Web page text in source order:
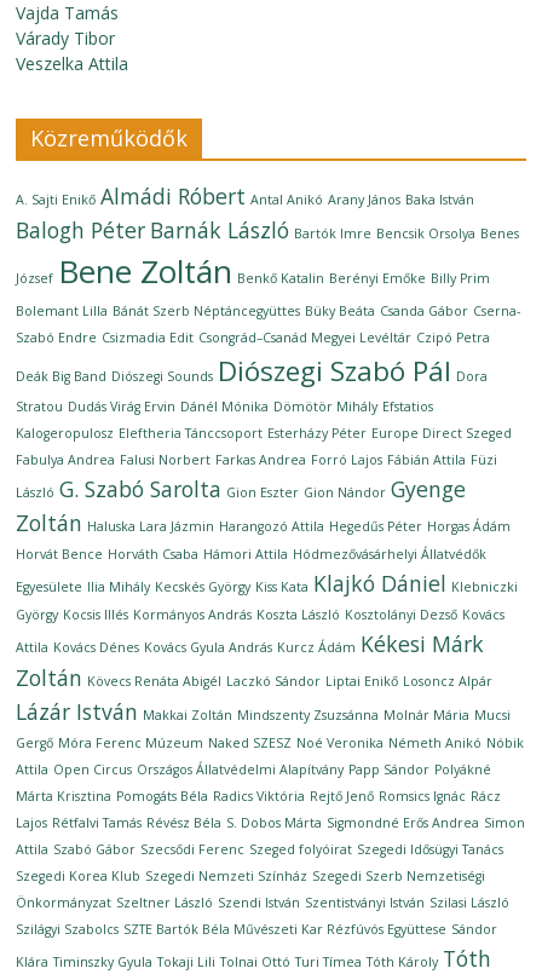
Vajda Tamás
Várady Tibor
Veszelka Attila
Közreműködők
A. Sajti Enikő Almádi Róbert Antal Anikó Arany János Baka István
Balogh Péter Barnák László Bartók Imre Bencsik Orsolya Benes
József Bene Zoltán Benkő Katalin Berényi Emőke Billy Prim
Bolemant Lilla Bánát Szerb Néptáncegyüttes Büky Beáta Csanda Gábor Cserna-
Szabó Endre Csizmadia Edit Csongrád–Csanád Megyei Levéltár Czipó Petra
Deák Big Band Diószegi Sounds Diószegi Szabó Pál Dora
Stratou Dudás Virág Ervin Dánél Mónika Dömötör Mihály Efstatios
Kalogeropulosz Eleftheria Tánccsoport Esterházy Péter Europe Direct Szeged
Fabulya Andrea Falusi Norbert Farkas Andrea Forró Lajos Fábián Attila Füzi
László G. Szabó Sarolta Gion Eszter Gion Nándor Gyenge
Zoltán Haluska Lara Jázmin Harangozó Attila Hegedűs Péter Horgas Ádám
Horvát Bence Horváth Csaba Hámori Attila Hódmezővásárhelyi Állatvédők
Egyesülete Ilia Mihály Kecskés György Kiss Kata Klajkó Dániel Klebniczki
György Kocsis Illés Kormányos András Koszta László Kosztolányi Dezső Kovács
Attila Kovács Dénes Kovács Gyula András Kurcz Ádám Kékesi Márk
Zoltán Kövecs Renáta Abigél Laczkó Sándor Liptai Enikő Losoncz Alpár
Lázár István Makkai Zoltán Mindszenty Zsuzsánna Molnár Mária Mucsi
Gergő Móra Ferenc Múzeum Naked SZESZ Noé Veronika Németh Anikó Nóbik
Attila Open Circus Országos Állatvédelmi Alapítvány Papp Sándor Polyákné
Márta Krisztina Pomogáts Béla Radics Viktória Rejtő Jenő Romsics Ignác Rácz
Lajos Rétfalvi Tamás Révész Béla S. Dobos Márta Sigmondné Erős Andrea Simon
Attila Szabó Gábor Szecsődi Ferenc Szeged folyóirat Szegedi Idősügyi Tanács
Szegedi Korea Klub Szegedi Nemzeti Színház Szegedi Szerb Nemzetiségi
Önkormányzat Szeltner László Szendi István Szentistványi István Szilasi László
Szilágyi Szabolcs SZTE Bartók Béla Művészeti Kar Rézfúvós Együttese Sándor
Klára Timinszky Gyula Tokaji Lili Tolnai Ottó Turi Tímea Tóth Károly Tóth